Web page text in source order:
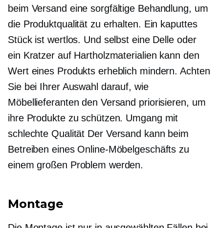
beim Versand eine sorgfältige Behandlung, um
die Produktqualität zu erhalten. Ein kaputtes
Stück ist wertlos. Und selbst eine Delle oder
ein Kratzer auf Hartholzmaterialien kann den
Wert eines Produkts erheblich mindern. Achten
Sie bei Ihrer Auswahl darauf, wie
Möbellieferanten den Versand priorisieren, um
ihre Produkte zu schützen. Umgang mit
schlechte Qualität Der Versand kann beim
Betreiben eines Online-Möbelgeschäfts zu
einem großen Problem werden.
Montage